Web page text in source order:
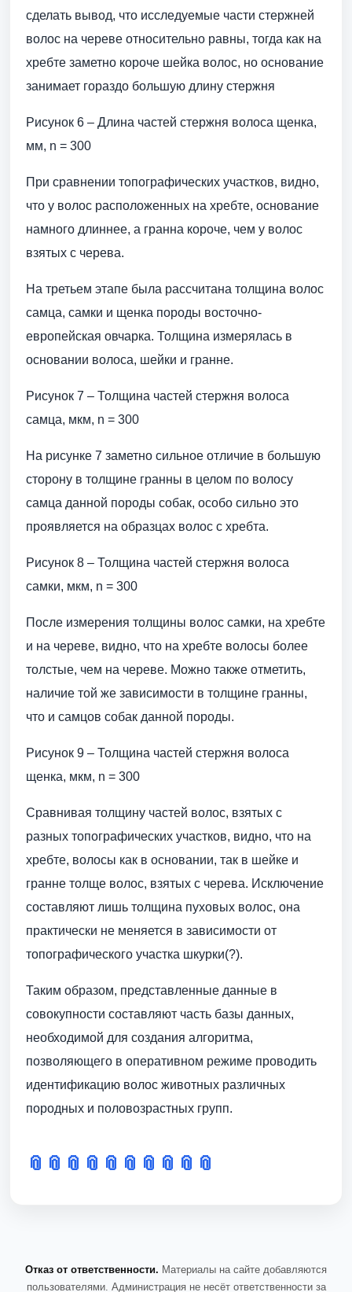
сделать вывод, что исследуемые части стержней
волос на череве относительно равны, тогда как на
хребте заметно короче шейка волос, но основание
занимает гораздо большую длину стержня
Рисунок 6 – Длина частей стержня волоса щенка,
мм, n = 300
При сравнении топографических участков, видно,
что у волос расположенных на хребте, основание
намного длиннее, а гранна короче, чем у волос
взятых с черева.
На третьем этапе была рассчитана толщина волос
самца, самки и щенка породы восточно-
европейская овчарка. Толщина измерялась в
основании волоса, шейки и гранне.
Рисунок 7 – Толщина частей стержня волоса
самца, мкм, n = 300
На рисунке 7 заметно сильное отличие в большую
сторону в толщине гранны в целом по волосу
самца данной породы собак, особо сильно это
проявляется на образцах волос с хребта.
Рисунок 8 – Толщина частей стержня волоса
самки, мкм, n = 300
После измерения толщины волос самки, на хребте
и на череве, видно, что на хребте волосы более
толстые, чем на череве. Можно также отметить,
наличие той же зависимости в толщине гранны,
что и самцов собак данной породы.
Рисунок 9 – Толщина частей стержня волоса
щенка, мкм, n = 300
Сравнивая толщину частей волос, взятых с
разных топографических участков, видно, что на
хребте, волосы как в основании, так в шейке и
гранне толще волос, взятых с черева. Исключение
составляют лишь толщина пуховых волос, она
практически не меняется в зависимости от
топографического участка шкурки(?).
Таким образом, представленные данные в
совокупности составляют часть базы данных,
необходимой для создания алгоритма,
позволяющего в оперативном режиме проводить
идентификацию волос животных различных
породных и половозрастных групп.
📎 📎 📎 📎 📎 📎 📎 📎 📎 📎
Отказ от ответственности. Материалы на сайте добавляются
пользователями. Администрация не несёт ответственности за